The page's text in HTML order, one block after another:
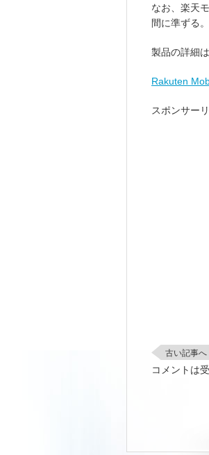
なお、楽天
間に準ずる。
製品の詳細
Rakuten
スポンサー
古い記事へ
コメントは